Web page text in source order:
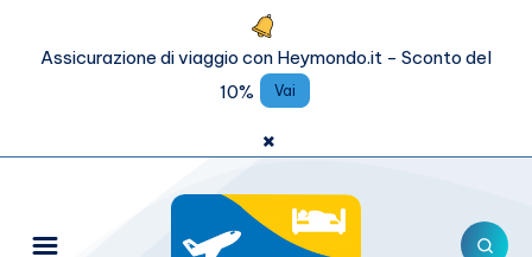
Assicurazione di viaggio con Heymondo.it - Sconto del
10%
Vai
×